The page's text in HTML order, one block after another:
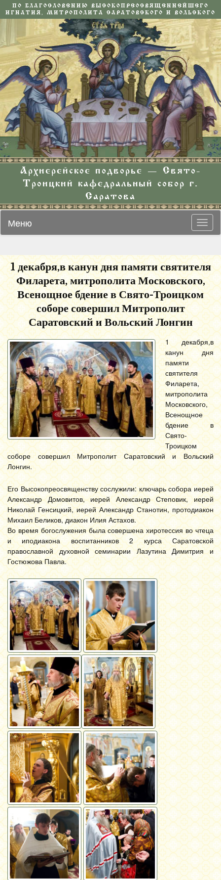
ПО БЛАГОСЛОВЕНИЮ ВЫСОКОПРЕОСВЯЩЕННЕЙШЕГО
ИГНАТИЯ, МИТРОПОЛИТА САРАТОВСКОГО И ВОЛЬСКОГО
Архиерейское подворье — Свято-
Троицкий кафедральный собор г.
Саратова
Меню
1 декабря,в канун дня памяти святителя
Филарета, митрополита Московского,
Всенощное бдение в Свято-Троицком
соборе совершил Митрополит
Саратовский и Вольский Лонгин
1 декабря,в
канун дня
памяти
святителя
Филарета,
митрополита
Московского,
Всенощное
бдение в
Свято-
Троицком
соборе совершил Митрополит Саратовский и Вольский
Лонгин.
Его Высокопреосвященству сослужили: ключарь собора иерей
Александр Домовитов, иерей Александр Степовик, иерей
Николай Генсицкий, иерей Александр Станотин, протодиакон
Михаил Беликов, диакон Илия Астахов.
Во время богослужения была совершена хиротессия во чтеца
и иподиакона воспитанников 2 курса Саратовской
православной духовной семинарии Лазутина Димитрия и
Гостюжова Павла.